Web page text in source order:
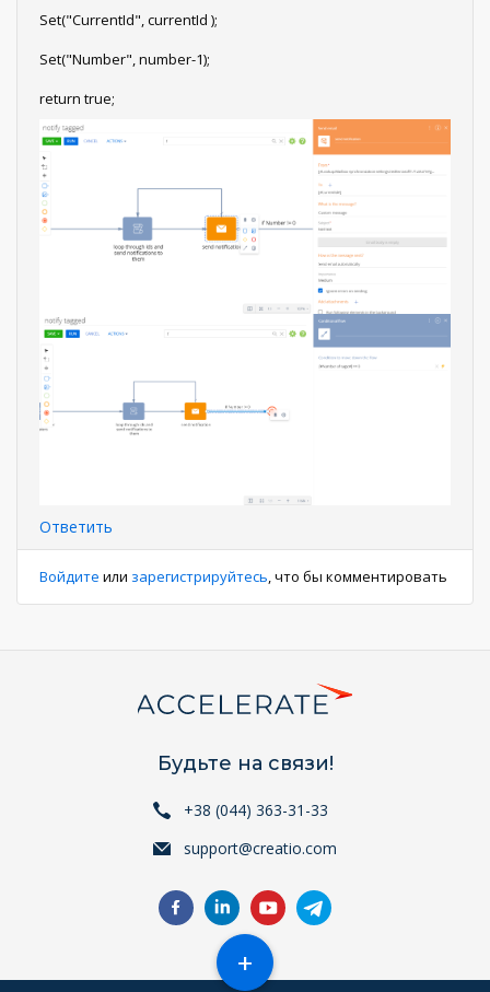
Set("CurrentId", currentId );
Set("Number", number-1);
return true;
Ответить
Войдите или зарегистрируйтесь, что бы комментировать
Будьте на связи!
+38 (044) 363-31-33
support@creatio.com
+